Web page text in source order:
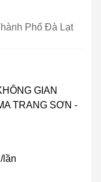
Phố Đà Lạt
GIAN
TRANG SƠN -
lần